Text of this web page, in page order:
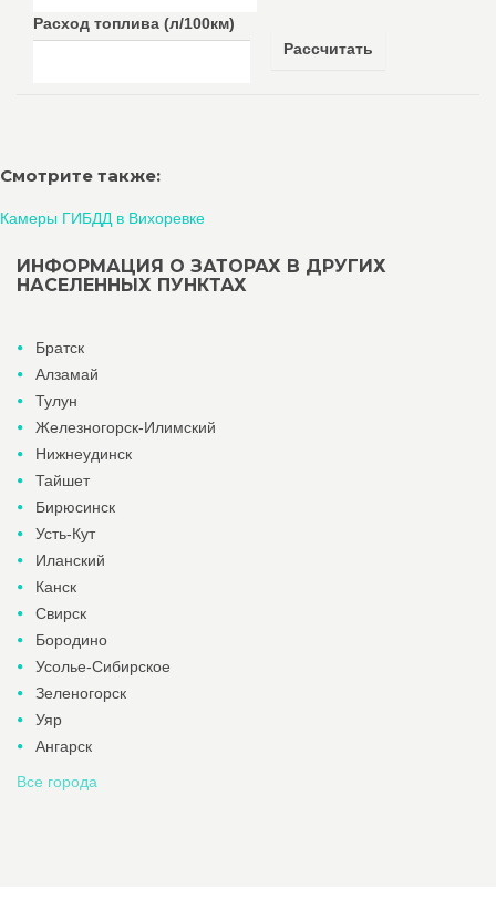
Расход топлива (л/100км)
Рассчитать
Смотрите также:
Камеры ГИБДД в Вихоревке
ИНФОРМАЦИЯ О ЗАТОРАХ В ДРУГИХ
НАСЕЛЕННЫХ ПУНКТАХ
Братск
Алзамай
Тулун
Железногорск-Илимский
Нижнеудинск
Тайшет
Бирюсинск
Усть-Кут
Иланский
Канск
Свирск
Бородино
Усолье-Сибирское
Зеленогорск
Уяр
Ангарск
Все города